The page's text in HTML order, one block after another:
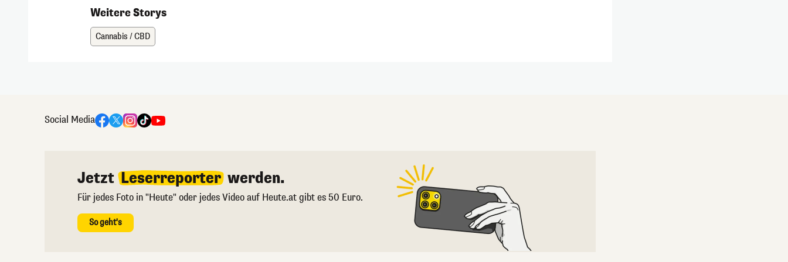
Weitere Storys
Cannabis / CBD
Social Media
Jetzt Leserreporter werden.
Für jedes Foto in "Heute" oder jedes Video auf Heute.at gibt es 50 Euro.
So geht's